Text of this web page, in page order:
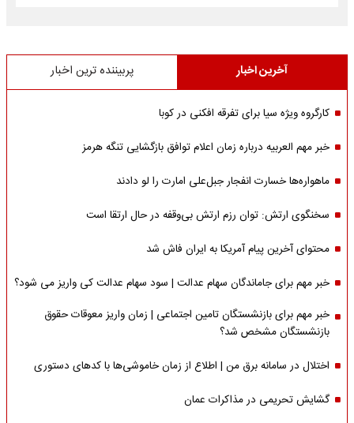
آخرین اخبار پربیننده ترین اخبار
کارگروه ویژه سیا برای تفرقه افکنی در کوبا
خبر مهم العربیه درباره زمان اعلام توافق بازگشایی تنگه هرمز
ماهواره‌‌ها خسارت انفجار جبل‌علی امارت را لو دادند
سخنگوی ارتش: توان رزم ارتش بی‌وقفه در حال ارتقا است
محتوای آخرین پیام آمریکا به ایران فاش شد
خبر مهم برای جاماندگان سهام عدالت | سود سهام عدالت کی واریز می شود؟
خبر مهم برای بازنشستگان تامین اجتماعی | زمان واریز معوقات حقوق
بازنشستگان مشخص شد؟
اختلال در سامانه برق من | اطلاع از زمان خاموشی‌ها با کدهای دستوری
گشایش تحریمی در مذاکرات عمان